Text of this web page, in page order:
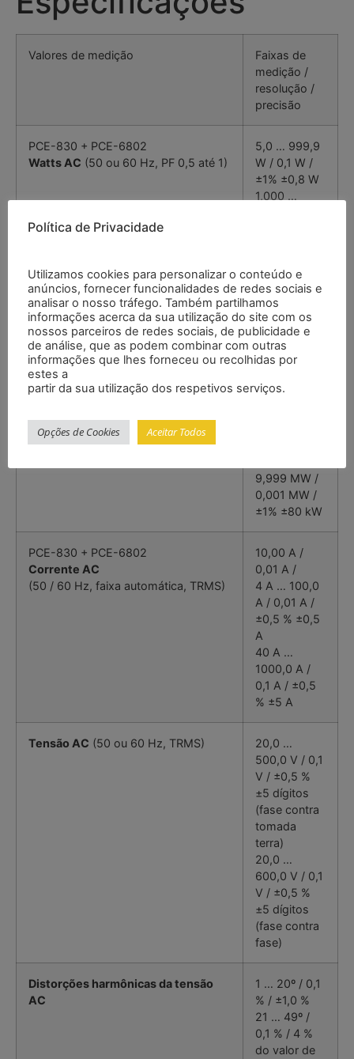
Valores de medição
Faixas de
medição /
resolução /
precisão
PCE-830 + PCE-6802
Watts AC (50 ou 60 Hz, PF 0,5 até 1)
5,0 … 999,9
W / 0,1 W /
±1% ±0,8 W
1,000 …
99,99 kW /
0,01 kW /
±1% ±80 W
100,0 …
999,9 kW /
0,1 kW / ±1%
1000 …
9,999 MW /
0,001 MW /
±1% ±80 kW
PCE-830 + PCE-6802
Corrente AC
(50 / 60 Hz, faixa automática, TRMS)
10,00 A /
0,01 A /
4 A … 100,0
A / 0,01 A /
±0,5 % ±0,5
A
40 A …
1000,0 A /
0,1 A / ±0,5
% ±5 A
Tensão AC (50 ou 60 Hz, TRMS)
20,0 …
500,0 V / 0,1
V / ±0,5 %
±5 dígitos
(fase contra
tomada
terra)
20,0 …
600,0 V / 0,1
V / ±0,5 %
±5 dígitos
(fase contra
fase)
Distorções harmônicas da tensão
AC
1 … 20º / 0,1
% / ±1,0 %
21 … 49º /
0,1 % / 4 %
do valor de
Política de Privacidade
Utilizamos cookies para personalizar o conteúdo e
anúncios, fornecer funcionalidades de redes sociais e
analisar o nosso tráfego. Também partilhamos
informações acerca da sua utilização do site com os
nossos parceiros de redes sociais, de publicidade e
de análise, que as podem combinar com outras
informações que lhes forneceu ou recolhidas por
estes a
partir da sua utilização dos respetivos serviços.
Opções de Cookies Aceitar Todos